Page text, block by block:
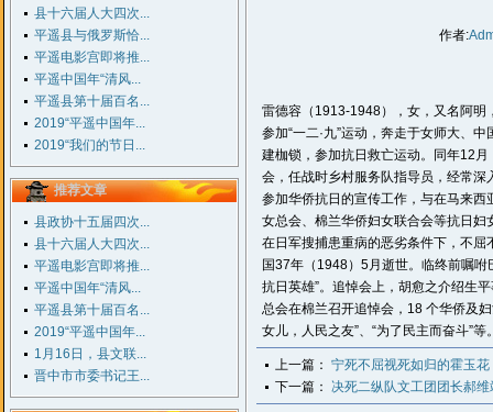
县十六届人大四次...
平遥县与俄罗斯恰...
平遥电影宫即将推...
平遥中国年“清风...
平遥县第十届百名...
2019“平遥中国年...
2019“我们的节日...
推荐文章
县政协十五届四次...
县十六届人大四次...
平遥电影宫即将推...
平遥中国年“清风...
平遥县第十届百名...
2019“平遥中国年...
1月16日，县文联...
晋中市市委书记王...
作者:
雷德容（1913-1948），女，又名阿明
参加“一二·九”运动，奔走于女师大、
建枷锁，参加抗日救亡运动。同年12
会，任战时乡村服务队指导员，经常
参加华侨抗日的宣传工作，与在马来
女总会、棉兰华侨妇女联合会等抗日妇
在日军搜捕患重病的恶劣条件下，不
国37年（1948）5月逝世。临终前嘱咐
抗日英雄”。追悼会上，胡愈之介绍生
总会在棉兰召开追悼会，18 个华侨及
女儿，人民之友”、“为了民主而奋斗”
上一篇： 宁死不屈视死如归的霍玉花
下一篇： 决死二纵队文工团团长郝维